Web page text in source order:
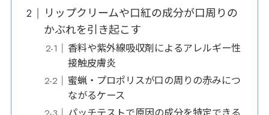
リップクリームや口紅の成分が口周りの
かぶれを引き起こす
香料や紫外線吸収剤によるアレルギー性
接触皮膚炎
蜜蝋・プロポリスが口の周りの赤みにつ
ながるケース